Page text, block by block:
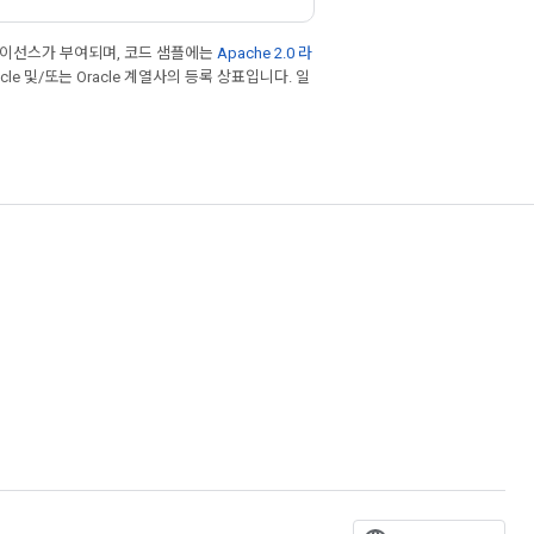
선스가 부여되며, 코드 샘플에는 Apache 2.0 라
및/또는 Oracle 계열사의 등록 상표입니다. 일